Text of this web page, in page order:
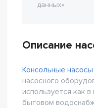
данных».
Описание
Консольные насосы
насосного
используется как
бытовом